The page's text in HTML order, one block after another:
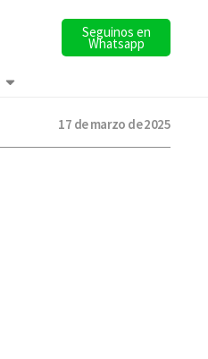
Seguinos en
Whatsapp
17 de marzo de 2025